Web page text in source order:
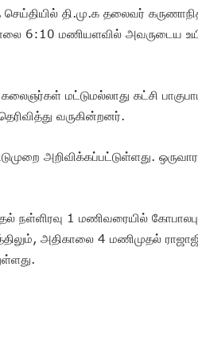
தி.மு.க தலைவர்
6:10 மணியளவில் அவருடைய
மட்டுமல்லாது கட்சி
வருகின்றனர்.
அறிவிக்கப்பட்டுள்ளது.
நள்ளிரவு 1 மணிவரையில்
அதிகாலை 4 மணிமுதல்